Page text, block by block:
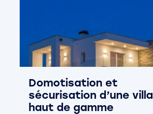
Domotisation et
sécurisation d’une villa
haut de gamme